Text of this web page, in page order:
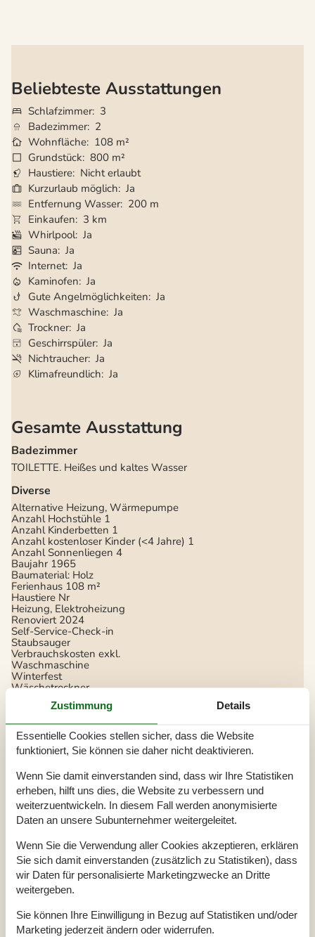
Beliebteste Ausstattungen
Schlafzimmer 3
Badezimmer 2
Wohnfläche 108 m²
Grundstück 800 m²
Haustiere Nicht erlaubt
Kurzurlaub möglich Ja
Entfernung Wasser 200 m
Einkaufen
3 km
Whirlpool Ja
Sauna Ja
Internet Ja
Kaminofen Ja
Gute Angelmöglichkeiten Ja
Waschmaschine Ja
Trockner Ja
Geschirrspüler Ja
Nichtraucher Ja
Klimafreundlich Ja
Gesamte Ausstattung
Badezimmer
TOILETTE. Heißes und kaltes Wasser
Diverse
Alternative Heizung, Wärmepumpe
Anzahl Hochstühle 1
Anzahl Kinderbetten 1
Anzahl kostenloser Kinder (<4 Jahre) 1
Anzahl Sonnenliegen 4
Baujahr 1965
Baumaterial: Holz
Ferienhaus 108 m²
Haustiere Nr
Heizung, Elektroheizung
Renoviert 2024
Self-Service-Check-in
Staubsauger
Verbrauchskosten exkl.
Waschmaschine
Winterfest
Wäschetrockner
Draußen
Gartenmöbel
Grill
Kostenloser Carport auf dem Grundstück 2
Drinnen
Kaminofen
Teilweise Fußbodenheizung
1 Fernseher
Chromecast
Flachbildfernseher 32
Internet (drahtlos)
In der Nähe
Aussen Pool 3 km
Zustimmung Details
Essentielle Cookies stellen sicher, dass die Website
funktioniert, Sie können sie daher nicht deaktivieren.
Wenn Sie damit einverstanden sind, dass wir Ihre Statistiken
erheben, hilft uns dies, die Website zu verbessern und
weiterzuentwickeln. In diesem Fall werden anonymisierte
Daten an unsere Subunternehmer weitergeleitet.
Wenn Sie die Verwendung aller Cookies akzeptieren, erklären
Sie sich damit einverstanden (zusätzlich zu Statistiken), dass
wir Daten für personalisierte Marketingzwecke an Dritte
weitergeben.
Sie können Ihre Einwilligung in Bezug auf Statistiken und/oder
Marketing jederzeit ändern oder widerrufen.